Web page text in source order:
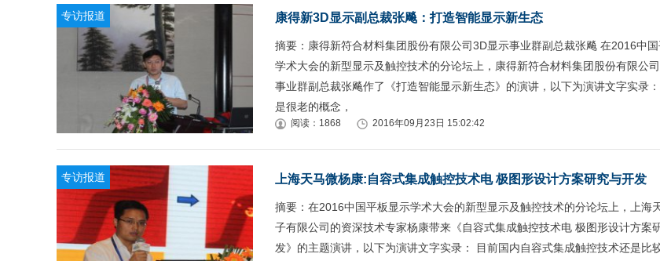
专访报道 康得新3D显示副总裁张飚：打造智能显示新生态
摘要：康得新符合材料集团股份有限公司3D显示事业群副总裁张飚 在2016中
学术大会的新型显示及触控技术的分论坛上，康得新符合材料集团股份有限公
事业群副总裁张飚作了《打造智能显示新生态》的演讲，以下为演讲文字实录
是很老的概念，
阅读：1868 2016年09月23日 15:02:42
专访报道 上海天马微杨康:自容式集成触控技术电 极图形设计方案研究与开发
摘要：在2016中国平板显示学术大会的新型显示及触控技术的分论坛上，上海
子有限公司的资深技术专家杨康带来《自容式集成触控技术电 极图形设计方案
发》的主题演讲，以下为演讲文字实录： 目前国内自容式集成触控技术还是比